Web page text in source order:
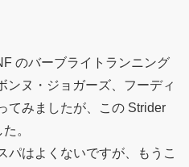
のバーブライトランニング
ンヌ・ジョガーズ、フーディ
てみましたが、この Strider
。
パはよくないですが、もうこ